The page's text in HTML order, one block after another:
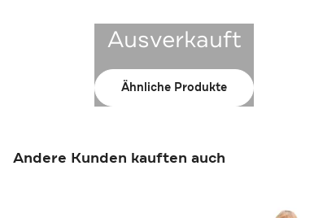
Ausverkauft
Ähnliche Produkte
Andere Kunden kauften auch